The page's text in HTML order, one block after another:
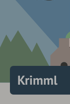
Krimml